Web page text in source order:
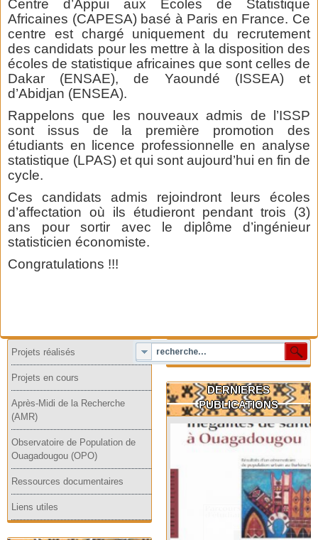
Centre d’Appui aux Ecoles de Statistique
Africaines (CAPESA) basé à Paris en France. Ce
centre est chargé uniquement du recrutement
des candidats pour les mettre à la disposition des
écoles de statistique africaines que sont celles de
Dakar (ENSAE), de Yaoundé (ISSEA) et
d’Abidjan (ENSEA).
Rappelons que les nouveaux admis de l’ISSP
sont issus de la première promotion des
étudiants en licence professionnelle en analyse
statistique (LPAS) et qui sont aujourd’hui en fin de
cycle.
Ces candidats admis rejoindront leurs écoles
d’affectation où ils étudieront pendant trois (3)
ans pour sortir avec le diplôme d’ingénieur
statisticien économiste.
Congratulations !!!
Projets réalisés
Projets en cours
Après-Midi de la Recherche
(AMR)
Observatoire de Population de
Ouagadougou (OPO)
Ressources documentaires
Liens utiles
DERNIERES
PUBLICATIONS